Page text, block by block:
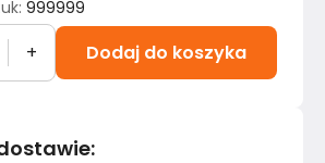
: 999999
+ Dodaj do koszyka
: